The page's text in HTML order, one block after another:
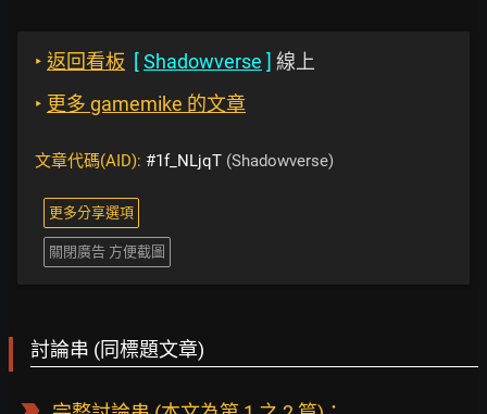
‣ 返回看板 [Shadowverse ] 線上
‣ 更多 gamemike 的文章
文章代碼(AID): #1f_NLjqT (Shadowverse)
更多分享選項
關閉廣告 方便截圖
討論串 (同標題文章)